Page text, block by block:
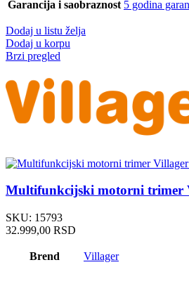
Garancija i saobraznost 5 godina
Dodaj u listu želja
Dodaj u korpu
Brzi pregled
Multifunkcijski motorni trimer
SKU: 15793
32.999,00 RSD
Brend Villager